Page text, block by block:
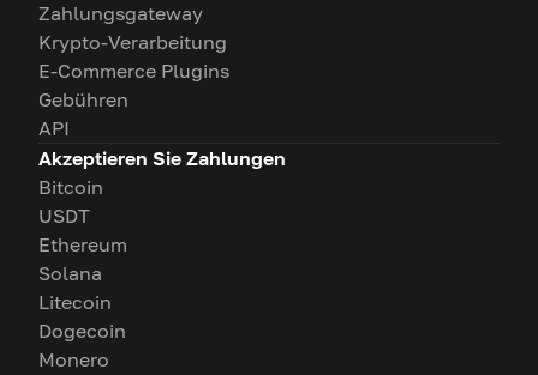
Zahlungsgateway
Krypto-Verarbeitung
E-Commerce Plugins
Gebühren
API
Akzeptieren Sie Zahlungen
Bitcoin
USDT
Ethereum
Solana
Litecoin
Dogecoin
Monero